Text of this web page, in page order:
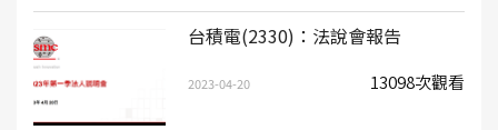
台積電(2330)：法說會報告
2023-04-20 13098次觀看